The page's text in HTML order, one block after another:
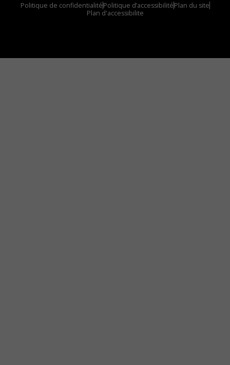
Politique de confidentialitéPolitique d’accessibilitéPlan du site
Plan d'accessibilite